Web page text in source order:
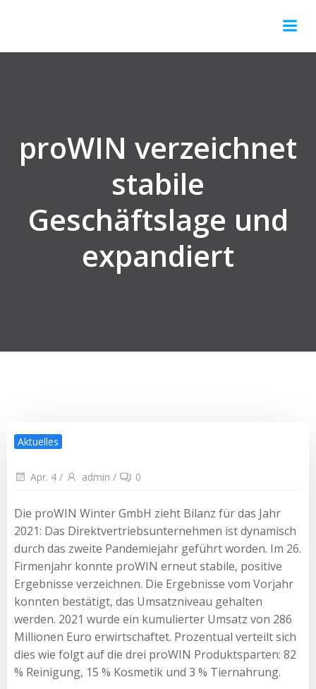
proWIN verzeichnet
stabile
Geschäftslage und
expandiert
Aktuelles
Apr. 4 / admin / 0
Die proWIN Winter GmbH zieht Bilanz für das Jahr
2021: Das Direktvertriebsunternehmen ist dynamisch
durch das zweite Pandemiejahr geführt worden. Im 26.
Firmenjahr konnte proWIN erneut stabile, positive
Ergebnisse verzeichnen. Die Ergebnisse vom Vorjahr
konnten bestätigt, das Umsatzniveau gehalten
werden. 2021 wurde ein kumulierter Umsatz von 286
Millionen Euro erwirtschaftet. Prozentual verteilt sich
dies wie folgt auf die drei proWIN Produktsparten: 82
% Reinigung, 15 % Kosmetik und 3 % Tiernahrung.